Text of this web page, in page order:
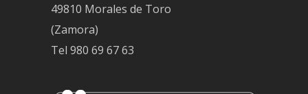
49810 Morales de Toro
(Zamora)
Tel 980 69 67 63